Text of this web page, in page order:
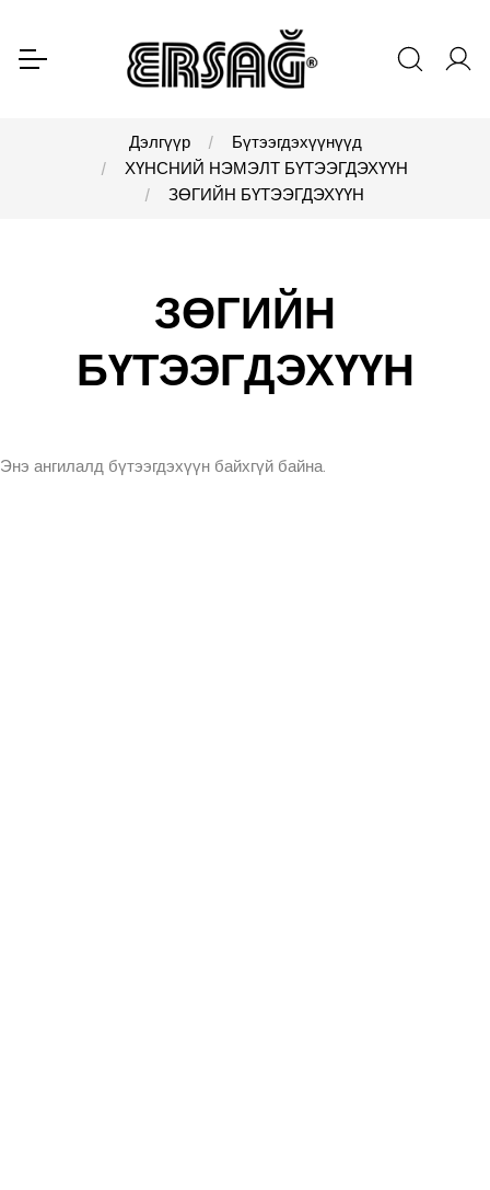
Дэлгүүр
Бүтээгдэхүүнүүд
ХҮНСНИЙ НЭМЭЛТ БҮТЭЭГДЭХҮҮН
ЗӨГИЙН БҮТЭЭГДЭХҮҮН
ЗӨГИЙН
БҮТЭЭГДЭХҮҮН
Энэ ангилалд бүтээгдэхүүн байхгүй байна.